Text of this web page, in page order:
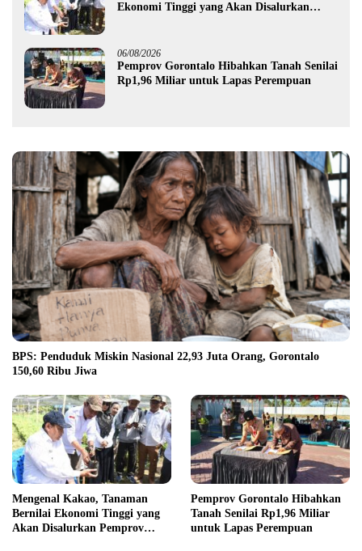
Ekonomi Tinggi yang Akan Disalurkan
06/08/2026
Pemprov Gorontalo Hibahkan Tanah Senilai
Rp1,96 Miliar untuk Lapas Perempuan
BPS: Penduduk Miskin Nasional 22,93 Juta Orang, Gorontalo
150,60 Ribu Jiwa
Mengenal Kakao, Tanaman
Bernilai Ekonomi Tinggi yang
Akan Disalurkan Pemprov
Pemprov Gorontalo Hibahkan
Tanah Senilai Rp1,96 Miliar
untuk Lapas Perempuan